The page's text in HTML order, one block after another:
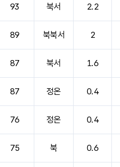
93 북서 2.2
89 북북서 2
87 북서 1.6
87 정온 0.4
76 정온 0.4
75 북 0.6